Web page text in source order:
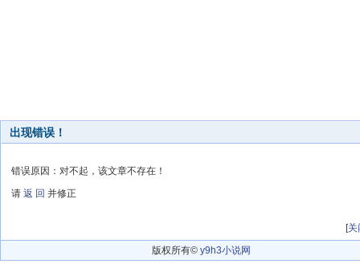
出现错误！
错误原因：对不起，该文章不存在！
请 返 回 并修正
[关
版权所有© y9h3小说网